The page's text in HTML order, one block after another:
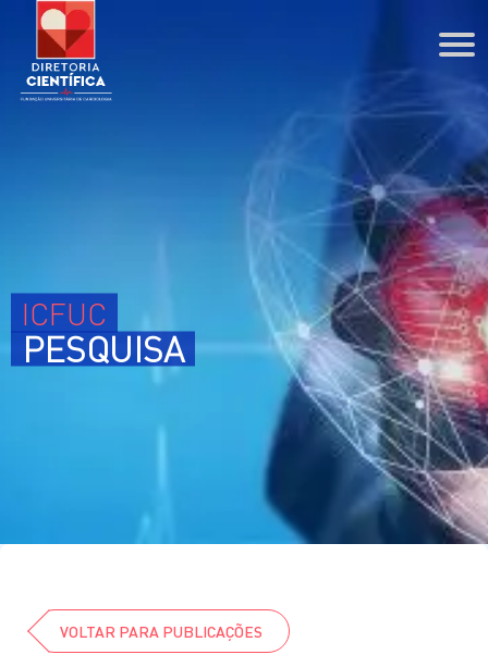
Coordenações
ESCOLA PROFISSIONAL
Cursos Técnicos
Cursos de Extensão
BIBLIOTECA
Cursos
Eventos
Clube da Revista
ICFUC
PESQUISA
VOLTAR PARA PUBLICAÇÕES